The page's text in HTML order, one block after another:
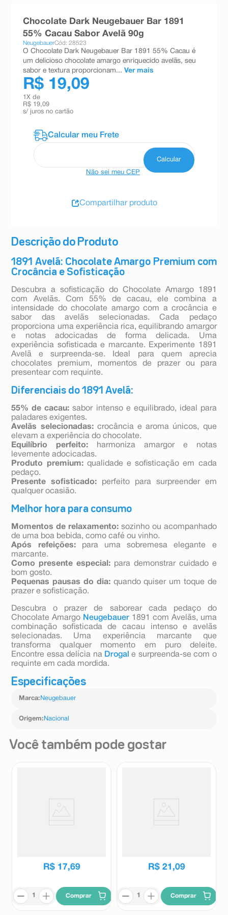
Descrição do Produto
1891 Avelã: Chocolate Amargo Premium com
Crocância e Sofisticação
Descubra a sofisticação do Chocolate Amargo 1891
com Avelãs. Com 55% de cacau, ele combina a
intensidade do chocolate amargo com a crocância e
sabor das avelãs selecionadas. Cada pedaço
proporciona uma experiência rica, equilibrando amargor
e notas adocicadas de forma delicada. Uma
experiência sofisticada e marcante. Experimente 1891
Avelã e surpreenda-se. Ideal para quem aprecia
chocolates premium, momentos de prazer ou para
presentear com requinte.
Diferenciais do 1891 Avelã:
55% de cacau: sabor intenso e equilibrado, ideal para
paladares exigentes.
Avelãs selecionadas:crocância e aroma únicos, que
elevam a experiência do chocolate.
Equilíbrio perfeito: harmoniza amargor e notas
levemente adocicadas.
Produto premium:qualidade e sofisticação em cada
pedaço.
Presente sofisticado: perfeito para surpreender em
qualquer ocasião.
Melhor hora para consumo
Momentos de relaxamento: sozinho ou acompanhado
de uma boa bebida, como café ou vinho.
Após refeições:para uma sobremesa elegante e
marcante.
Como presente especial: para demonstrar cuidado e
bom gosto.
Pequenas pausas do dia:quando quiser um toque de
prazer e sofisticação.
Descubra o prazer de saborear cada pedaço do
Chocolate Amargo Neugebauer 1891 com Avelãs, uma
combinação sofisticada de cacau intenso e avelãs
selecionadas. Uma experiência marcante que
transforma qualquer momento em puro deleite.
Encontre essa delícia na Drogal e surpreenda-se com o
requinte em cada mordida.
Especificações
Marca: Neugebauer
Origem: Nacional
Chocolate Dark Neugebauer Bar 1891
55% Cacau Sabor Avelã 90g
NeugebauerCód: 28523
O Chocolate Dark Neugebauer Bar 1891 55% Cacau é
um delicioso chocolate amargo enriquecido avelãs, seu
sabor e textura proporcionam... Ver mais
R$ 19,09
1 X de
R$ 19,09
s/ juros no cartão
Não sei meu CEP
Compartilhar produto
Você também pode gostar
R$ 17,69
Comprar
R$ 21 ,09
Comprar
esmalte
10ºabsorvente